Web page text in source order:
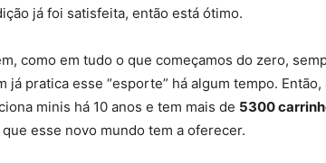
já foi satisfeita, então está ótimo.
como em tudo o que começamos do zero,
já pratica esse “esporte” há algum tempo.
minis há 10 anos e tem mais de 5300
que esse novo mundo tem a oferecer.